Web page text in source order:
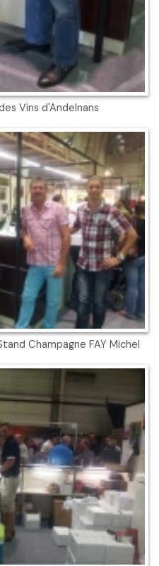
Vins d'Andelnans
Champagne FAY Michel